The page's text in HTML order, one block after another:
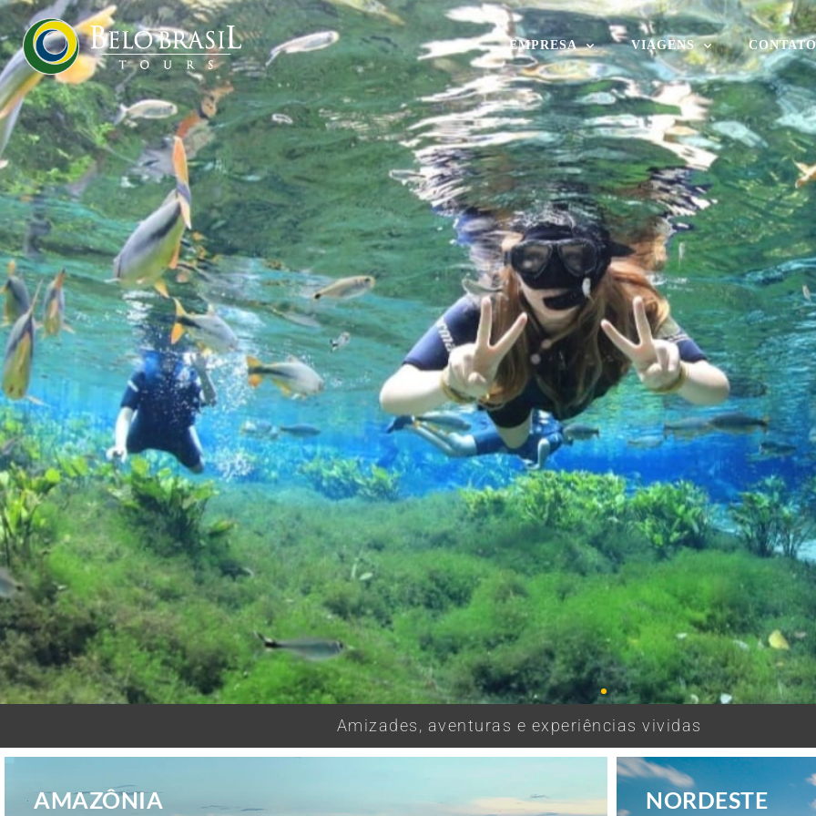
EMPRESA VIAGENS CONTATO
Amizades, aventuras e experiências vividas
AMAZÔNIA NORDESTE